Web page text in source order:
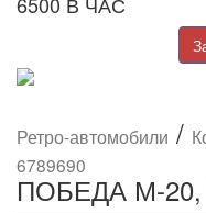
Ретро-автомобили /
6789690
ПОБЕДА М-